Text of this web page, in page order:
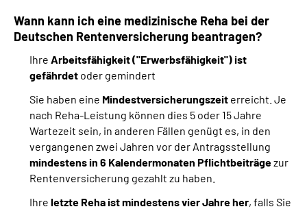
Mein Kundenportal
Wann kann ich eine medizinische Reha bei der
Deutschen Rentenversicherung beantragen?
Ihre Arbeitsfähigkeit ("Erwerbsfähigkeit") ist
gefährdet oder gemindert
Sie haben eine Mindestversicherungszeit erreicht. Je
nach Reha-Leistung können dies 5 oder 15 Jahre
Wartezeit sein, in anderen Fällen genügt es, in den
vergangenen zwei Jahren vor der Antragsstellung
mindestens in 6 Kalendermonaten Pflichtbeiträgezur
Rentenversicherung gezahlt zu haben.
Ihre letzte Reha ist mindestens vier Jahre her, falls Sie